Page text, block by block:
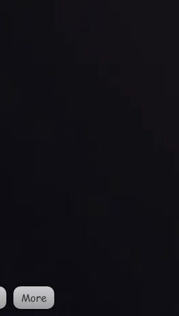
More